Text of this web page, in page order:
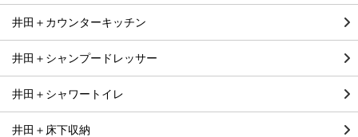
井田＋カウンターキッチン
井田＋シャンプードレッサー
井田＋シャワートイレ
井田＋床下収納